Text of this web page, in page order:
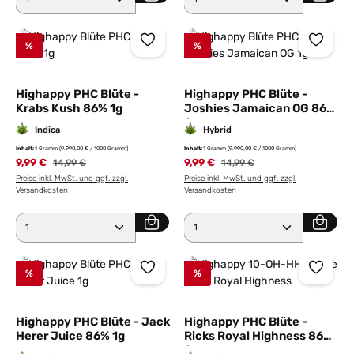
%
Highappy PHC Blüte -
Krabs Kush 86% 1g
Indica
Inhalt:1 Gramm (9.990,00 € / 1000 Gramm)
9,99 € Regulärer Preis:
14,99 €
Preise inkl. MwSt. und ggf. zzgl.
Versandkosten
Produkt Anzahl: Gib den gewünschten Wert ein
%
Highappy PHC Blüte -
Joshies Jamaican OG 86%
1g
Hybrid
Inhalt:1 Gramm (9.990,00 € / 1000 Gramm)
9,99 € Regulärer Preis:
14,99 €
Preise inkl. MwSt. und ggf. zzgl.
Versandkosten
Produkt Anzahl: Gib den
%
Highappy PHC Blüte - Jack
Herer Juice 86% 1g
%
Highappy PHC Blüte -
Ricks Royal Highness 86%
1g